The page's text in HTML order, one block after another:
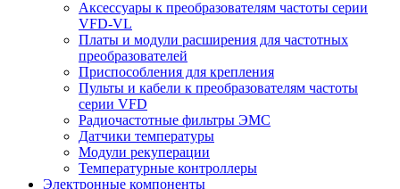
Аксессуары к преобразователям частоты серии
VFD-VL
Платы и модули расширения для частотных
преобразователей
Приспособления для крепления
Пульты и кабели к преобразователям частоты
серии VFD
Радиочастотные фильтры ЭМС
Датчики температуры
Модули рекуперации
Температурные контроллеры
Электронные компоненты